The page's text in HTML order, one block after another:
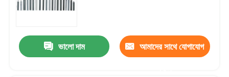
ভালো দাম আমাদের সাথে যোগাযোগ